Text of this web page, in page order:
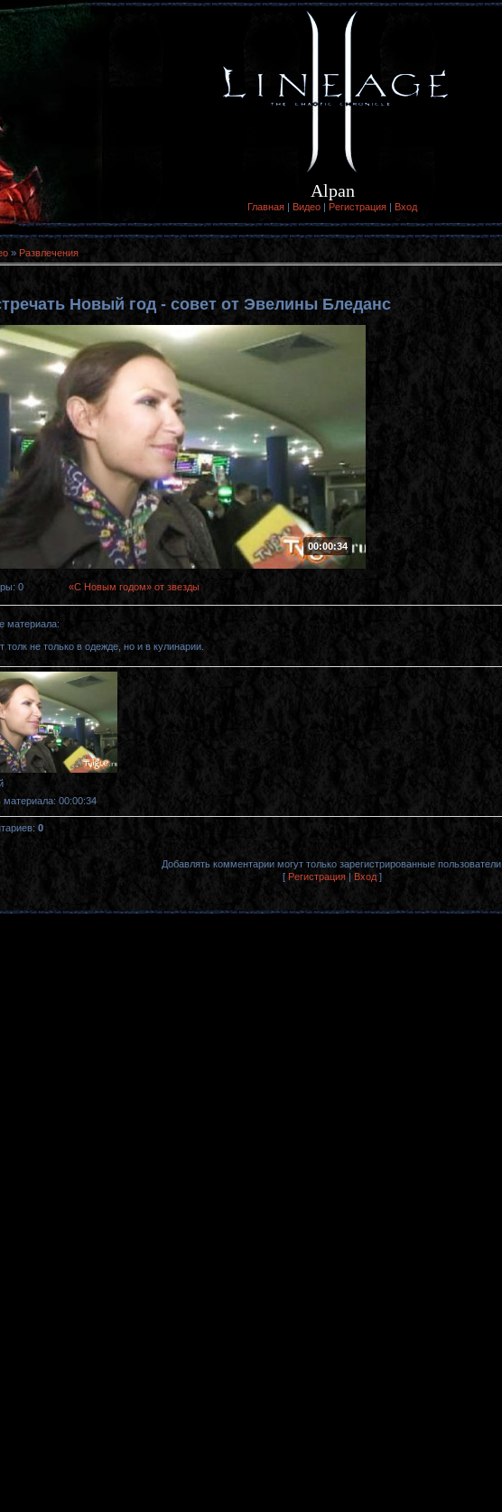
Alpan
Главная | Видео | Регистрация | Вход
» Развлечения
Новый год - совет от Эвелины Бледанс
00:00:34
: 0 «С Новым годом» от звезды
материала:
толк не только в одежде, но и в кулинарии.
материала: 00:00:34
: 0
Добавлять комментарии могут только зарегистрированные пользователи.
[ Регистрация | Вход ]